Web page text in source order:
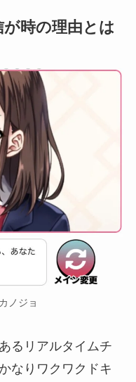
時の理由とは
ノジョ
るリアルタイムチ
なりワクワクドキ